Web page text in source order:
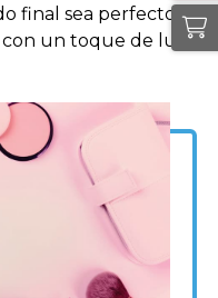
final sea perfecto,
un toque de lujo